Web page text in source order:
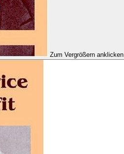
Zum Vergrößern anklicken